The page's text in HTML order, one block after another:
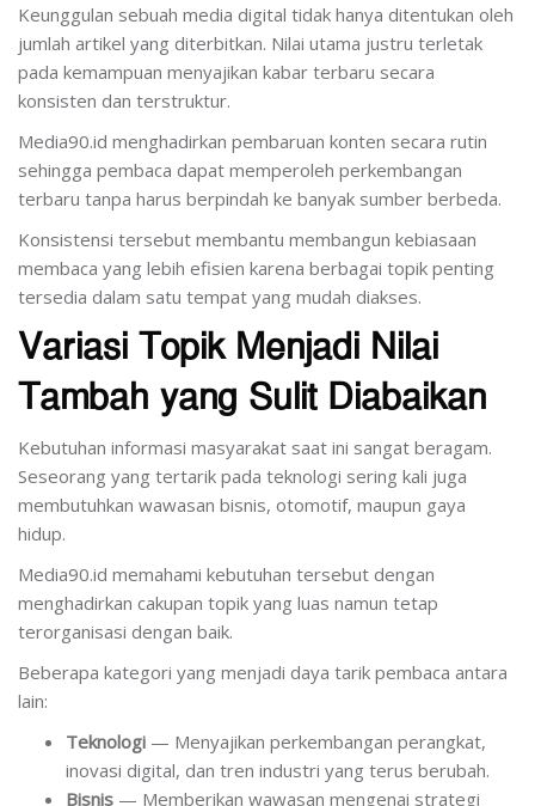
Keunggulan sebuah media digital tidak hanya ditentukan oleh
jumlah artikel yang diterbitkan. Nilai utama justru terletak
pada kemampuan menyajikan kabar terbaru secara
konsisten dan terstruktur.
Media90.id menghadirkan pembaruan konten secara rutin
sehingga pembaca dapat memperoleh perkembangan
terbaru tanpa harus berpindah ke banyak sumber berbeda.
Konsistensi tersebut membantu membangun kebiasaan
membaca yang lebih efisien karena berbagai topik penting
tersedia dalam satu tempat yang mudah diakses.
Variasi Topik Menjadi Nilai
Tambah yang Sulit Diabaikan
Kebutuhan informasi masyarakat saat ini sangat beragam.
Seseorang yang tertarik pada teknologi sering kali juga
membutuhkan wawasan bisnis, otomotif, maupun gaya
hidup.
Media90.id memahami kebutuhan tersebut dengan
menghadirkan cakupan topik yang luas namun tetap
terorganisasi dengan baik.
Beberapa kategori yang menjadi daya tarik pembaca antara
lain:
Teknologi — Menyajikan perkembangan perangkat,
inovasi digital, dan tren industri yang terus berubah.
Bisnis — Memberikan wawasan mengenai strategi